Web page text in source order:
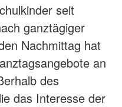
seit
ganztägiger
Nachmittag hat
an
des
das Interesse der